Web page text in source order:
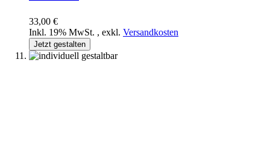
33,00 €
Inkl. 19% MwSt. , exkl. Versandkosten
Jetzt gestalten